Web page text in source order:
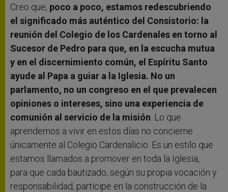
Creo que, poco a poco, estamos redescubriendo
el significado más auténtico del Consistorio: la
reunión del Colegio de los Cardenales en torno al
Sucesor de Pedro para que, en la escucha mutua
y en el discernimiento común, el Espíritu Santo
ayude al Papa a guiar a la Iglesia. No un
parlamento, no un congreso en el que prevalecen
opiniones o intereses, sino una experiencia de
comunión al servicio de la misión . Lo que
aprendemos a vivir en estos días no concierne
únicamente al Colegio Cardenalicio. Es un estilo que
estamos llamados a promover en toda la Iglesia,
para que cada bautizado, según su propia vocación y
responsabilidad, participe en la construcción de la